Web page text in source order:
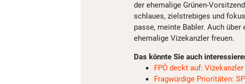
der ehemalige Grünen-
schlaues, zielstrebiges und
passe, meinte Babler. Auch
ehemalige Vizekanzler freuen.
Das könnte Sie auch
FPÖ deckt auf:
Fragwürdige Prioritäten: